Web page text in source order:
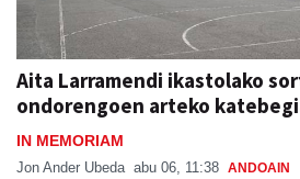
Aita Larramendi ikastolako
ondorengoen arteko
IN MEMORIAM
Jon Ander Ubeda abu 06, 11:38 ANDOAIN